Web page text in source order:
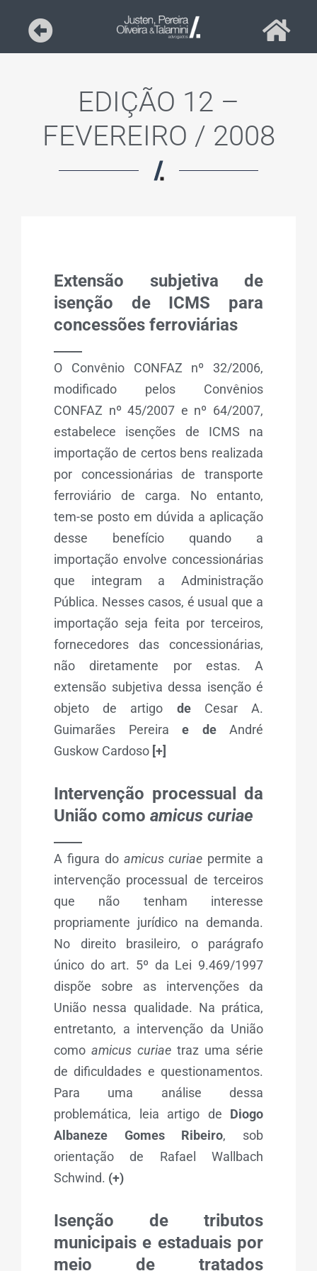
EDIÇÃO 12 –
FEVEREIRO / 2008
Extensão subjetiva de
isenção de ICMS para
concessões ferroviárias
O Convênio CONFAZ nº 32/2006,
modificado pelos Convênios
CONFAZ nº 45/2007 e nº 64/2007,
estabelece isenções de ICMS na
importação de certos bens realizada
por concessionárias de transporte
ferroviário de carga. No entanto,
tem-se posto em dúvida a aplicação
desse benefício quando a
importação envolve concessionárias
que integram a Administração
Pública. Nesses casos, é usual que a
importação seja feita por terceiros,
fornecedores das concessionárias,
não diretamente por estas. A
extensão subjetiva dessa isenção é
objeto de artigo de Cesar A.
Guimarães Pereira e de André
Guskow Cardoso [+]
Intervenção processual da
União como amicus curiae
A figura do amicus curiae permite a
intervenção processual de terceiros
que não tenham interesse
propriamente jurídico na demanda.
No direito brasileiro, o parágrafo
único do art. 5º da Lei 9.469/1997
dispõe sobre as intervenções da
União nessa qualidade. Na prática,
entretanto, a intervenção da União
como amicus curiae traz uma série
de dificuldades e questionamentos.
Para uma análise dessa
problemática, leia artigo de Diogo
Albaneze Gomes Ribeiro, sob
orientação de Rafael Wallbach
Schwind. (+)
Isenção de tributos
municipais e estaduais por
meio de tratados